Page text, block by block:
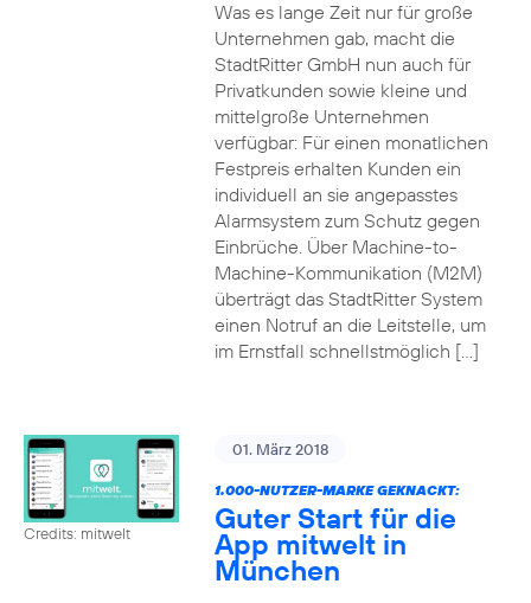
Was es lange Zeit nur für große
Unternehmen gab, macht die
StadtRitter GmbH nun auch für
Privatkunden sowie kleine und
mittelgroße Unternehmen
verfügbar: Für einen monatlichen
Festpreis erhalten Kunden ein
individuell an sie angepasstes
Alarmsystem zum Schutz gegen
Einbrüche. Über Machine-to-
Machine-Kommunikation (M2M)
überträgt das StadtRitter System
einen Notruf an die Leitstelle, um
im Ernstfall schnellstmöglich […]
Credits: mitwelt
01. März 2018
1.000-NUTZER-MARKE GEKNACKT:
Guter Start für die
App mitwelt in
München